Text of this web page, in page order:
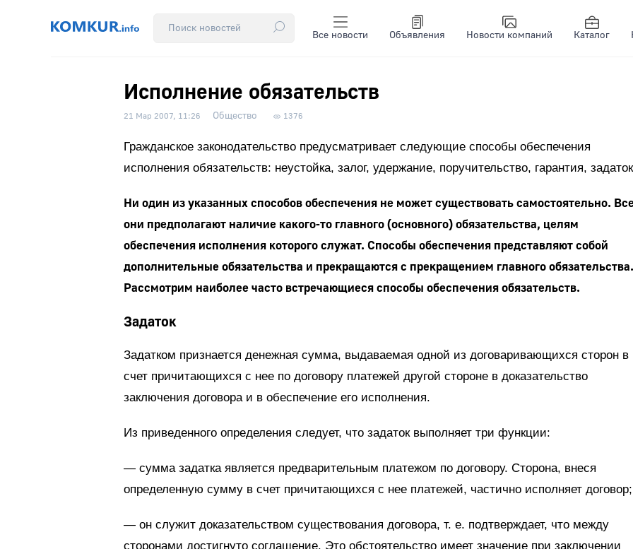
Все новости Объявления Новости компаний Каталог
Исполнение обязательств
21 Мар 2007, 11:26 Общество 1376
Гражданское законодательство предусматривает следующие способы обеспечения
исполнения обязательств: не­устойка, залог, удержание, поручительство, гарантия,
Ни один из указанных способов обеспечения не может существовать самостоятельно.
они предполагают наличие какого-то главного (основного) обязательства, целям
обеспечения исполнения которого служат. Способы обеспечения представляют собой
дополнительные обязательства и прекращаются с прекращением главного обязательства.
Рассмотрим наиболее часто встречающиеся способы обеспечения обязательств.
Задаток
Задатком признается денежная сумма, выдаваемая одной из договаривающихся сторон в
счет причитающихся с нее по договору платежей другой стороне в доказательство
заключения договора и в обеспечение его исполнения.
Из приведенного определения следует, что задаток выполняет три функции:
— сумма задатка является предварительным платежом по договору. Сторона, внеся
определенную сумму в счет причитающихся с нее платежей, частично исполняет договор;
— он служит доказательством существования договора, т. е. подтверждает, что между
сторонами достигнуто соглашение. Это обстоятельство имеет значение при заключении